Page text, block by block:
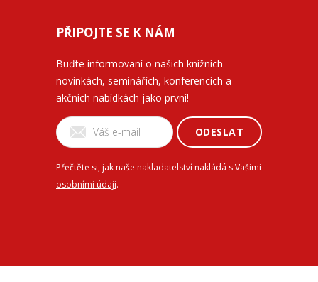
PŘIPOJTE SE K NÁM
Buďte informovaní o našich knižních
novinkách, seminářích, konferencích a
akčních nabídkách jako první!
ODESLAT
Přečtěte si, jak naše nakladatelství nakládá s Vašimi
osobními údaji.